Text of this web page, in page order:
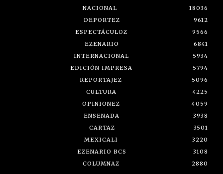
NACIONAL
18036
DEPORTEZ
9612
ESPECTÁCULOZ
9566
EZENARIO
6841
INTERNACIONAL
5934
EDICIÓN IMPRESA
5794
REPORTAJEZ
5096
CULTURA
4225
OPINIONEZ
4059
ENSENADA
3938
CARTAZ
3501
MEXICALI
3220
EZENARIO BCS
3108
COLUMNAZ
2880